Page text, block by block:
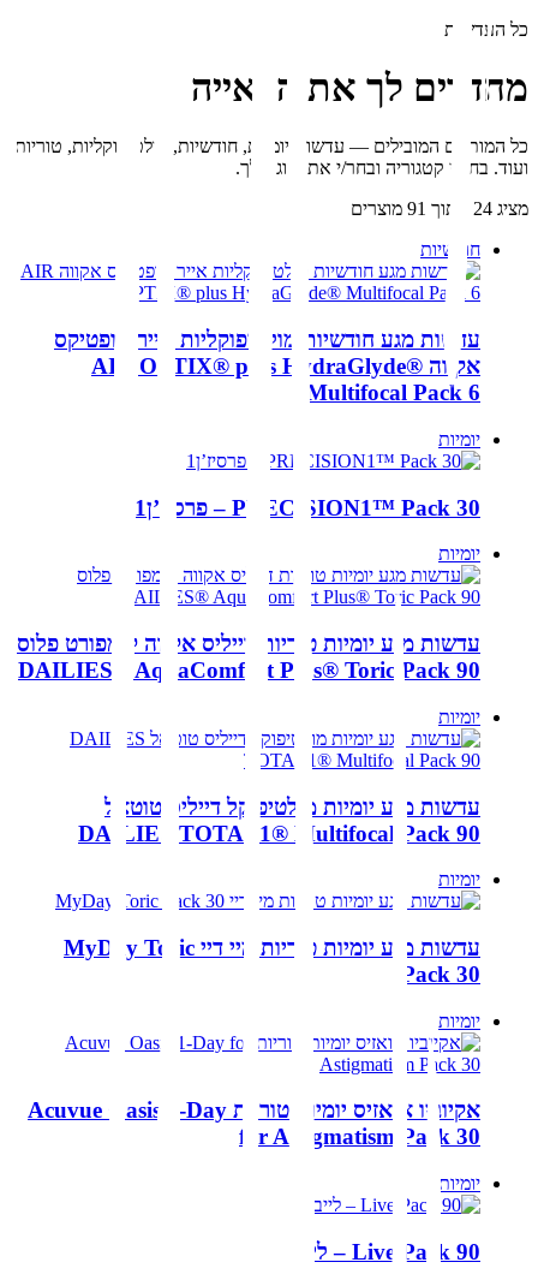
כל העדשות
מחדדים לך את הראייה
כל המותגים המובילים — עדשות יומיות, חודשיות, מולטיפוקליות, טוריות
ועוד. בחר/י קטגוריה ובחר/י את הזוג שלך.
מציג 24 מתוך 91 מוצרים
חודשיות
עדשות מגע חודשיות מולטיפוקליות אייר אופטיקס
אקווה AIR OPTIX® plus HydraGlyde®
Multifocal Pack 6
יומיות
PRECISION1™ Pack 30 – פרסיז’ן1
יומיות
עדשות מגע יומיות טוריות דייליס אקווה קומפורט פלוס
DAILIES® AquaComfort Plus® Toric Pack 90
יומיות
עדשות מגע יומיות מולטיפוקל דייליס טוטאל
DAILIES TOTAL1® Multifocal Pack 90
יומיות
עדשות מגע יומיות טוריות מיי דיי MyDay Toric
Pack 30
יומיות
אקיוביו אואזיס יומיות טוריות Acuvue Oasis 1-Day
for Astigmatism Pack 30
יומיות
Live Pack 90 – לייב